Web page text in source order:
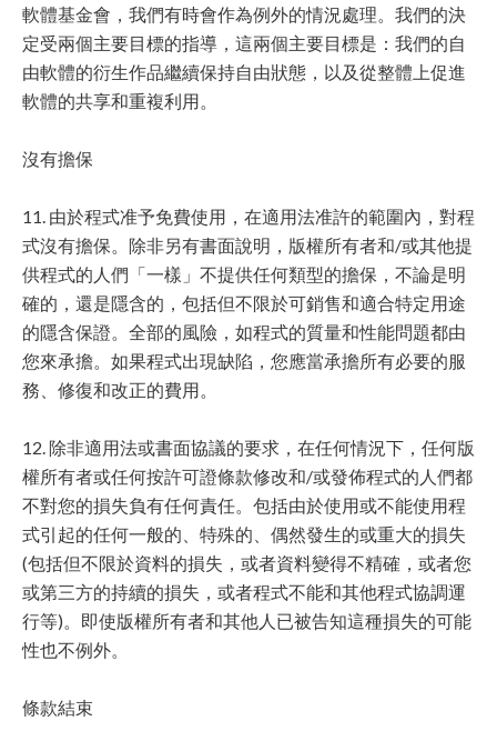
軟體基金會，我們有時會作為例外的情況處理。我們的決
定受兩個主要目標的指導，這兩個主要目標是：我們的自
由軟體的衍生作品繼續保持自由狀態，以及從整體上促進
軟體的共享和重複利用。
沒有擔保
11. 由於程式准予免費使用，在適用法准許的範圍內，對程
式沒有擔保。除非另有書面說明，版權所有者和/或其他提
供程式的人們「一樣」不提供任何類型的擔保，不論是明
確的，還是隱含的，包括但不限於可銷售和適合特定用途
的隱含保證。全部的風險，如程式的質量和性能問題都由
您來承擔。如果程式出現缺陷，您應當承擔所有必要的服
務、修復和改正的費用。
12. 除非適用法或書面協議的要求，在任何情況下，任何版
權所有者或任何按許可證條款修改和/或發佈程式的人們都
不對您的損失負有任何責任。包括由於使用或不能使用程
式引起的任何一般的、特殊的、偶然發生的或重大的損失
(包括但不限於資料的損失，或者資料變得不精確，或者您
或第三方的持續的損失，或者程式不能和其他程式協調運
行等)。即使版權所有者和其他人已被告知這種損失的可能
性也不例外。
條款結束